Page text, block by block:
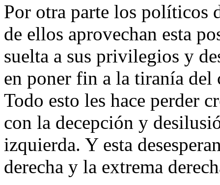
Por otra parte los políticos
de ellos aprovechan esta
suelta a sus privilegios y
en poner fin a la tiranía del
Todo esto les hace perder
con la decepción y
izquierda. Y esta
derecha y la extrema